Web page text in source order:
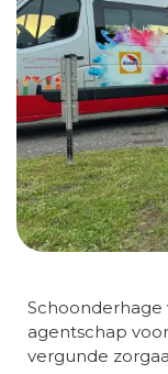
Schoonderhage
agentschap
vergunde